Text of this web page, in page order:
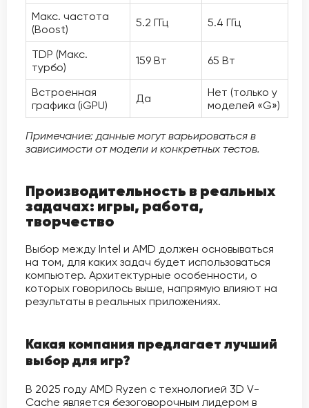
Макс. частота
(Boost)
5.2 ГГц 5.4 ГГц
TDP (Макс.
турбо)
159 Вт 65 Вт
Встроенная
графика (iGPU)
Да
Нет (только у
моделей «G»)
Примечание: данные могут варьироваться в
зависимости от модели и конкретных тестов.
Производительность в реальных
задачах: игры, работа,
творчество
Выбор между Intel и AMD должен основываться
на том, для каких задач будет использоваться
компьютер. Архитектурные особенности, о
которых говорилось выше, напрямую влияют на
результаты в реальных приложениях.
Какая компания предлагает лучший
выбор для игр?
В 2025 году AMD Ryzen с технологией 3D V-
Cache является безоговорочным лидером в